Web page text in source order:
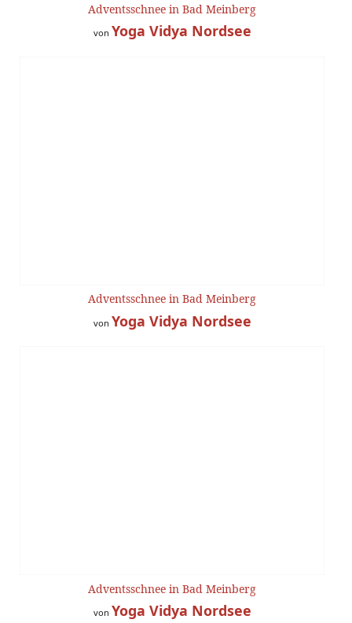
Adventsschnee in Bad Meinberg
von Yoga Vidya Nordsee
Adventsschnee in Bad Meinberg
von Yoga Vidya Nordsee
Adventsschnee in Bad Meinberg
von Yoga Vidya Nordsee